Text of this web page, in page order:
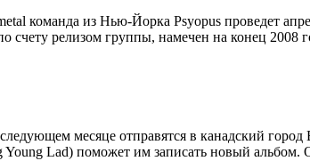
команда из Нью-Йорка Psyopus проведет
счету релизом группы, намечен на конец 2008
месяце отправятся в канадский
Lad) поможет им записать новый